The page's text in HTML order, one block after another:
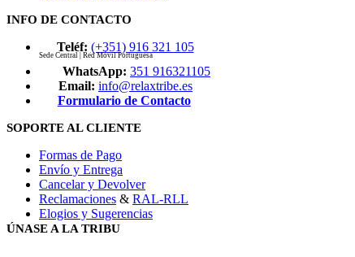
INFO DE CONTACTO
Teléf: (+351) 916 321 105
Sede Central | Red Móvil Portuguesa
WhatsApp: 351 916321105
Email: info@relaxtribe.es
Formulario de Contacto
SOPORTE AL CLIENTE
Formas de Pago
Envío y Entrega
Cancelar y Devolver
Reclamaciones & RAL-RLL
Elogios y Sugerencias
ÚNASE A LA TRIBU